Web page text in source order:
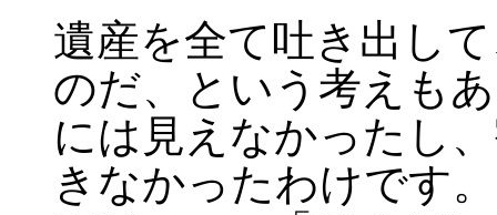
遺産を全て吐き出し
のだ、という考えも
には見えなかったし
きなかったわけです